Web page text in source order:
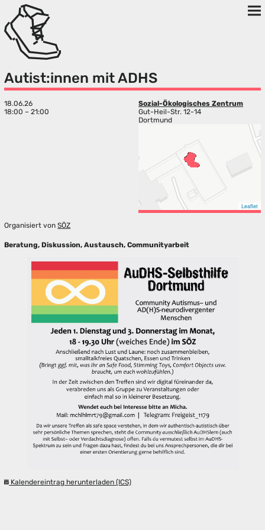
Autist:innen mit ADHS
18.06.26
18:00 – 21:00
Sozial-Ökologisches Zentrum
Gut-Heil-Str. 12-14
Dortmund
Leaflet
Organisiert vonSÖZ
Beratung, Diskussion, Austausch, Communityarbeit
Kalendereintrag herunterladen (ICS)